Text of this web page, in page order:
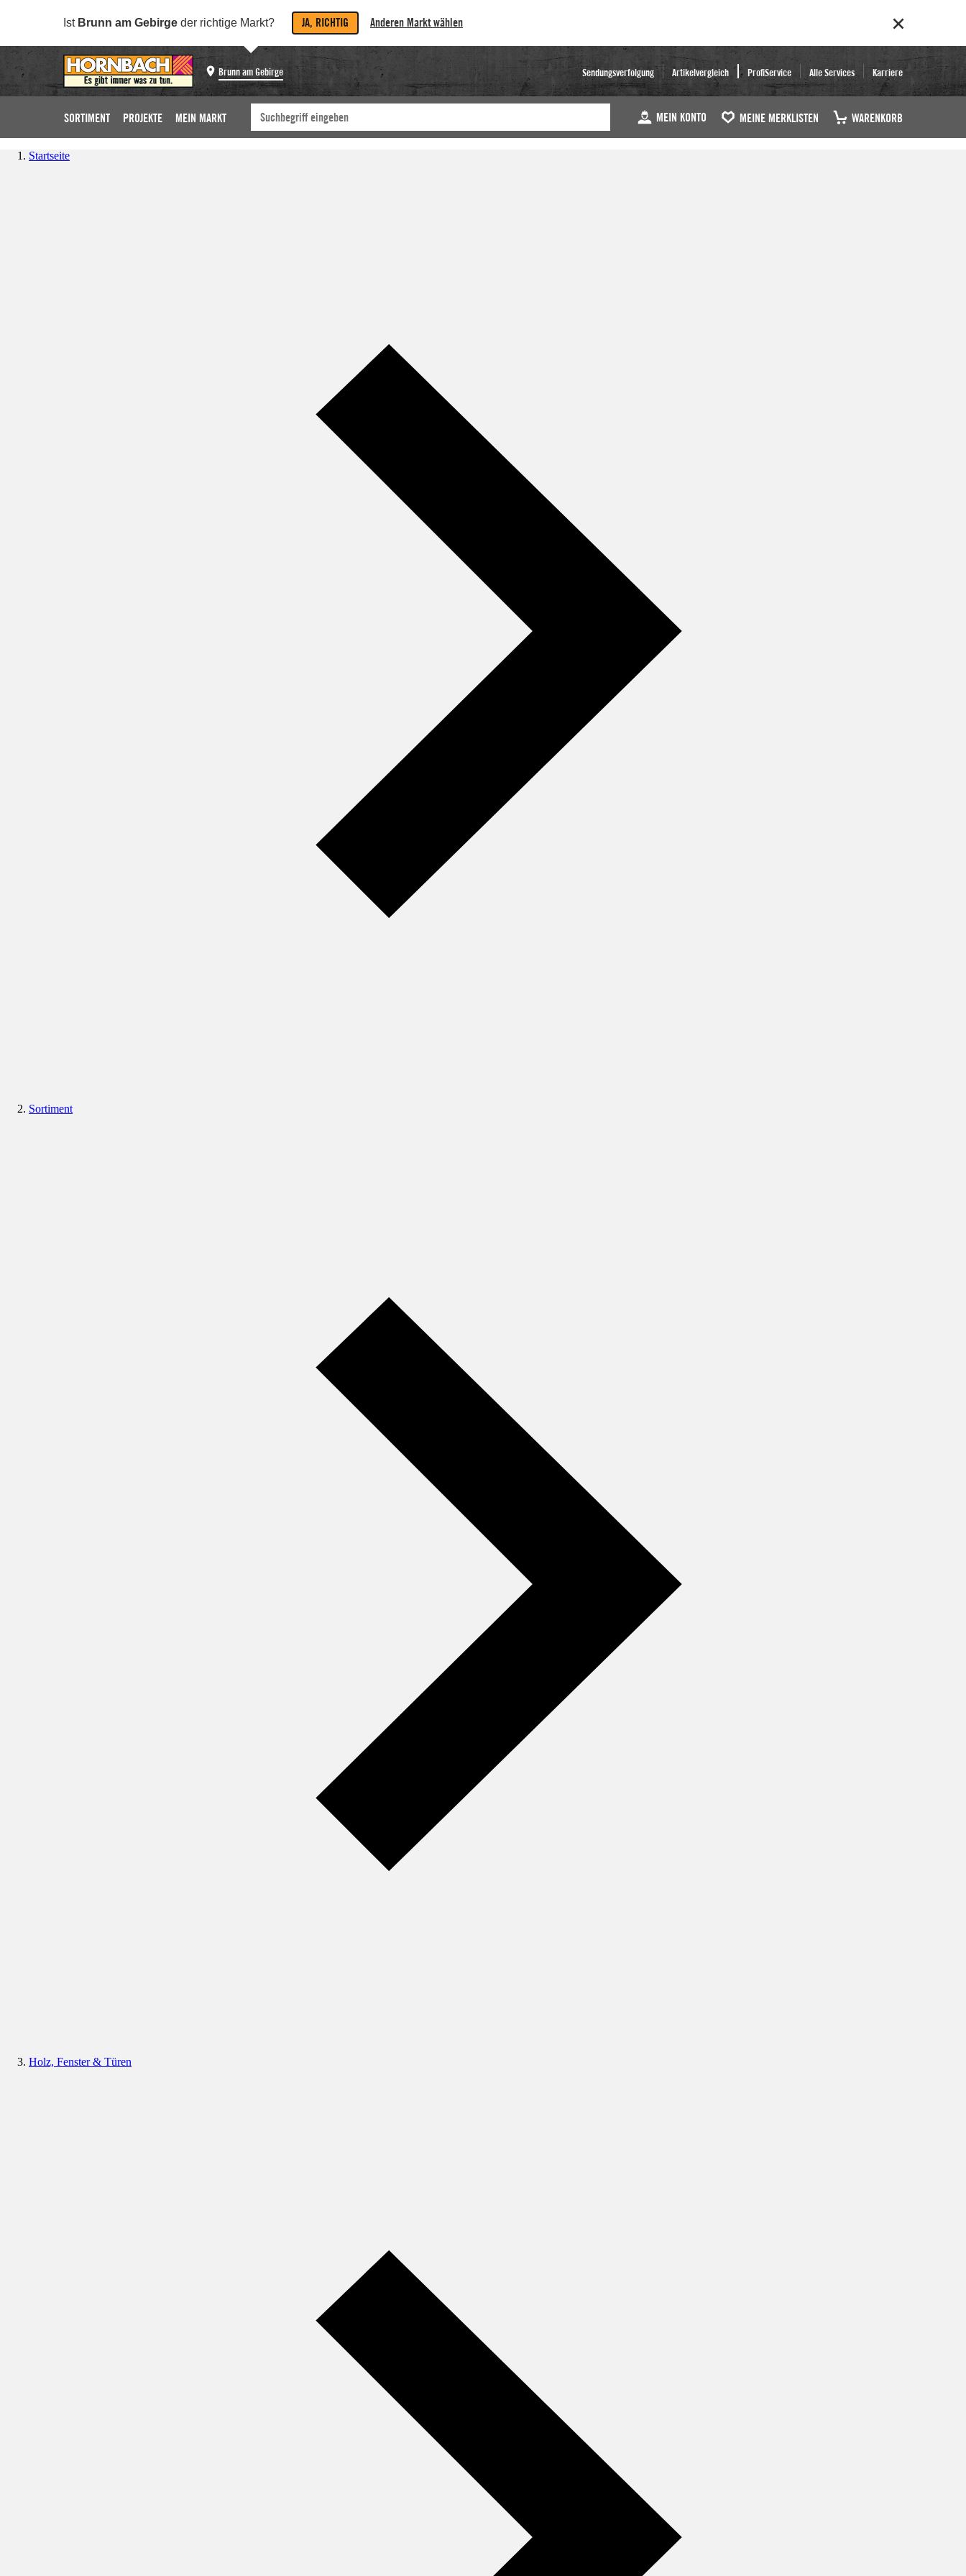
Ist Brunn am Gebirge der richtige Markt? JA, RICHTIG Anderen Markt wählen
Brunn am Gebirge Sendungsverfolgung Artikelvergleich ProfiService Alle Services Karriere
SORTIMENT PROJEKTE MEIN MARKT MEIN KONTO MEINE MERKLISTEN WARENKORB
Startseite
Sortiment
Holz, Fenster & Türen